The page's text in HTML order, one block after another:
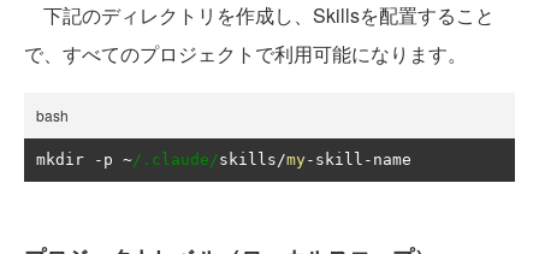
下記のディレクトリを作成し、Skillsを配置すること
で、すべてのプロジェクトで利用可能になります。
bash
mkdir - p ~/.claude/skills/my - skill - name